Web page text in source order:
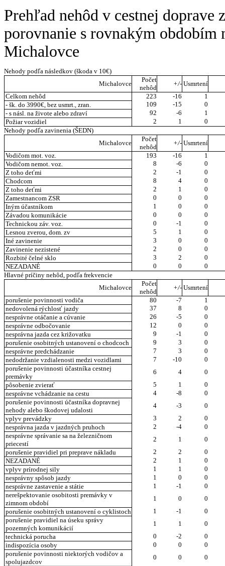
Prehľad nehôd v cestnej doprave
porovnanie s rovnakým obdobím
Michalovce
Nehody podľa následkov (škoda v 10€)
Michalovce
Počet
nehôd
+/- Usmrtení
Celkom nehôd
223 -16
1
- šk. do 3990€, bez usmrt., zran.
109 -15
0
- s násl. na živote alebo zdraví
92 -6
1
Požiar vozidiel
2 1
0
Nehody podľa zavinenia (ŠEDN)
Michalovce
Počet
nehôd
+/- Usmrtení
Vodičom mot. voz.
193 -16
1
Vodičom nemot. voz.
8 -6
0
Z toho deťmi
2 -1
0
Chodcom
8 4
0
Z toho deťmi
2 1
0
Zamestnancom ZSR
0 0
0
Iným účastníkom
1 0
0
Závadou komunikácie
0 0
0
Technickou záv. voz.
0 -1
0
Lesnou zverou, dom. zv
5 1
0
Iné zavinenie
3 0
0
Zavinenie nezistené
2 0
0
Rozbité čelné sklo
3 2
0
NEZADANÉ
0 0
0
Hlavné príčiny nehôd, podľa frekvencie
Michalovce
Počet
nehôd
+/- Usmrtení
porušenie povinnosti vodiča
80 -7
1
nedovolená rýchlosť jazdy
37 8
0
nesprávne otáčanie a cúvanie
26 -5
0
nesprávne odbočovanie
12 0
0
nesprávna jazda cez križovatku
9 -1
0
porušenie osobitných ustanovení o chodcoch
9 3
0
nesprávne predchádzanie
7 3
0
nedodržanie vzdialenosti medzi vozidlami
7 -10
0
porušenie povinnosti účastníka cestnej
premávky
6 4
0
pôsobenie zvierať
5 1
0
nesprávne vchádzanie na cestu
4 -8
0
porušenie povinnosti účastníka dopravnej
nehody alebo škodovej udalosti
4 -3
0
vplyv prevádzky
3 2
0
nesprávna jazda v jazdných pruhoch
2 -4
0
nesprávne správanie sa na železničnom
priecestí
2 1
0
porušenie pravidiel pri preprave nákladu
2 2
0
NEZADANÉ
2 1
0
vplyv prírodnej sily
1 1
0
nesprávny spôsob jazdy
1 0
0
nesprávne zastavenie a státie
1 -1
0
nerešpektovanie osobitosti premávky v
zimnom období
1 0
0
porušenie osobitných ustanovení o cyklistoch
1 -1
0
porušenie pravidiel na úseku správy
pozemných komunikácií
1 1
0
technická porucha
0 -2
0
indispozícia osoby
0 0
0
porušenie povinnosti niektorých vodičov a
spolujazdcov
0 0
0